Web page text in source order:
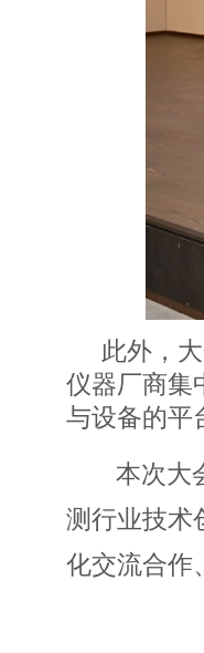
此外，
仪器厂商集
与设备的平
本次大
测行业技术
化交流合作